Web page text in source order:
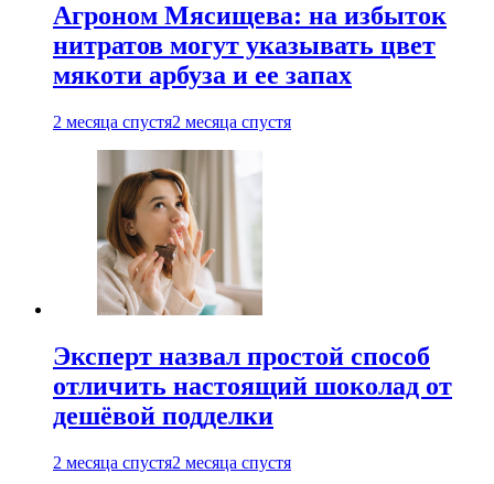
Агроном Мясищева: на избыток
нитратов могут указывать цвет
мякоти арбуза и ее запах
2 месяца спустя2 месяца спустя
Эксперт назвал простой способ
отличить настоящий шоколад от
дешёвой подделки
2 месяца спустя2 месяца спустя